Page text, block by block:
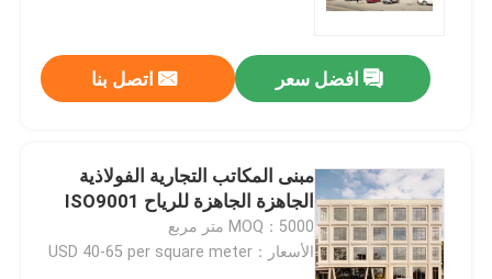
افضل سعر اتصل بنا
مبنى المكاتب التجارية الفولاذية
الجاهزة الجاهزة للرياح ISO9001
MOQ：5000 متر مربع
الأسعار：USD 40-65 per square meter